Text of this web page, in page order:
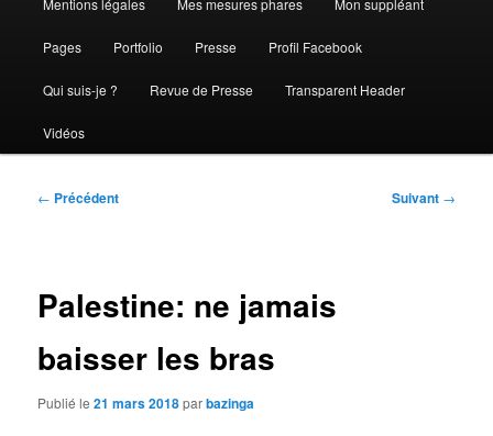
Pages Portfolio Presse Profil Facebook
Qui suis-je ? Revue de Presse Transparent Header
Vidéos
Navigation
← Précédent Suivant →
Palestine: ne jamais
baisser les bras
Publié le21 mars 2018parbazinga